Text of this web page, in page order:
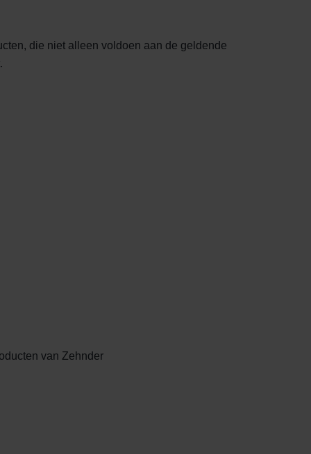
die niet alleen voldoen aan de geldende
van Zehnder